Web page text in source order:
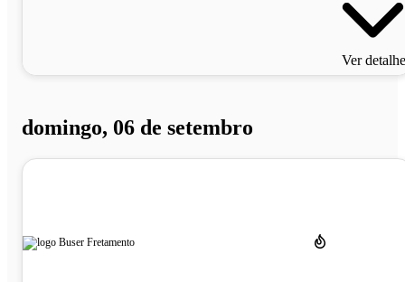
Ver
domingo, 06 de setembro